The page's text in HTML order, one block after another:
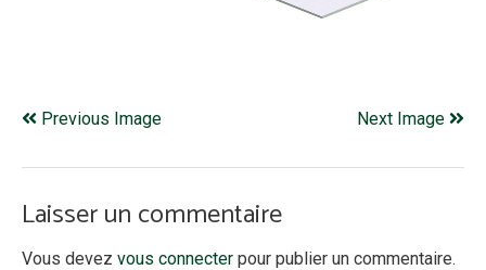
Previous Image Next Image
Laisser un commentaire
Vous devez vous connecter pour publier un commentaire.